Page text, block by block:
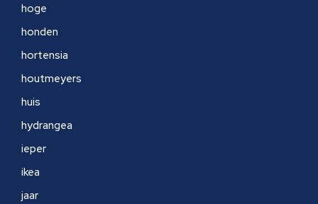
hoge
honden
hortensia
houtmeyers
huis
hydrangea
ieper
ikea
jaar